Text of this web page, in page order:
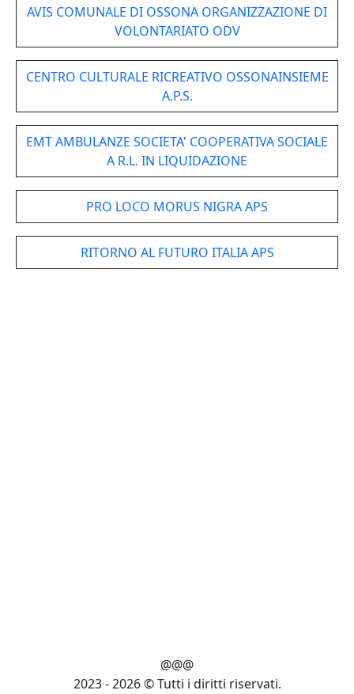
AVIS COMUNALE DI OSSONA ORGANIZZAZIONE DI
VOLONTARIATO ODV
CENTRO CULTURALE RICREATIVO OSSONAINSIEME
A.P.S.
EMT AMBULANZE SOCIETA' COOPERATIVA SOCIALE
A R.L. IN LIQUIDAZIONE
PRO LOCO MORUS NIGRA APS
RITORNO AL FUTURO ITALIA APS
@@@
2023 - 2026 © Tutti i diritti riservati.